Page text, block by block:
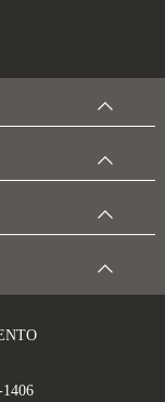
1406